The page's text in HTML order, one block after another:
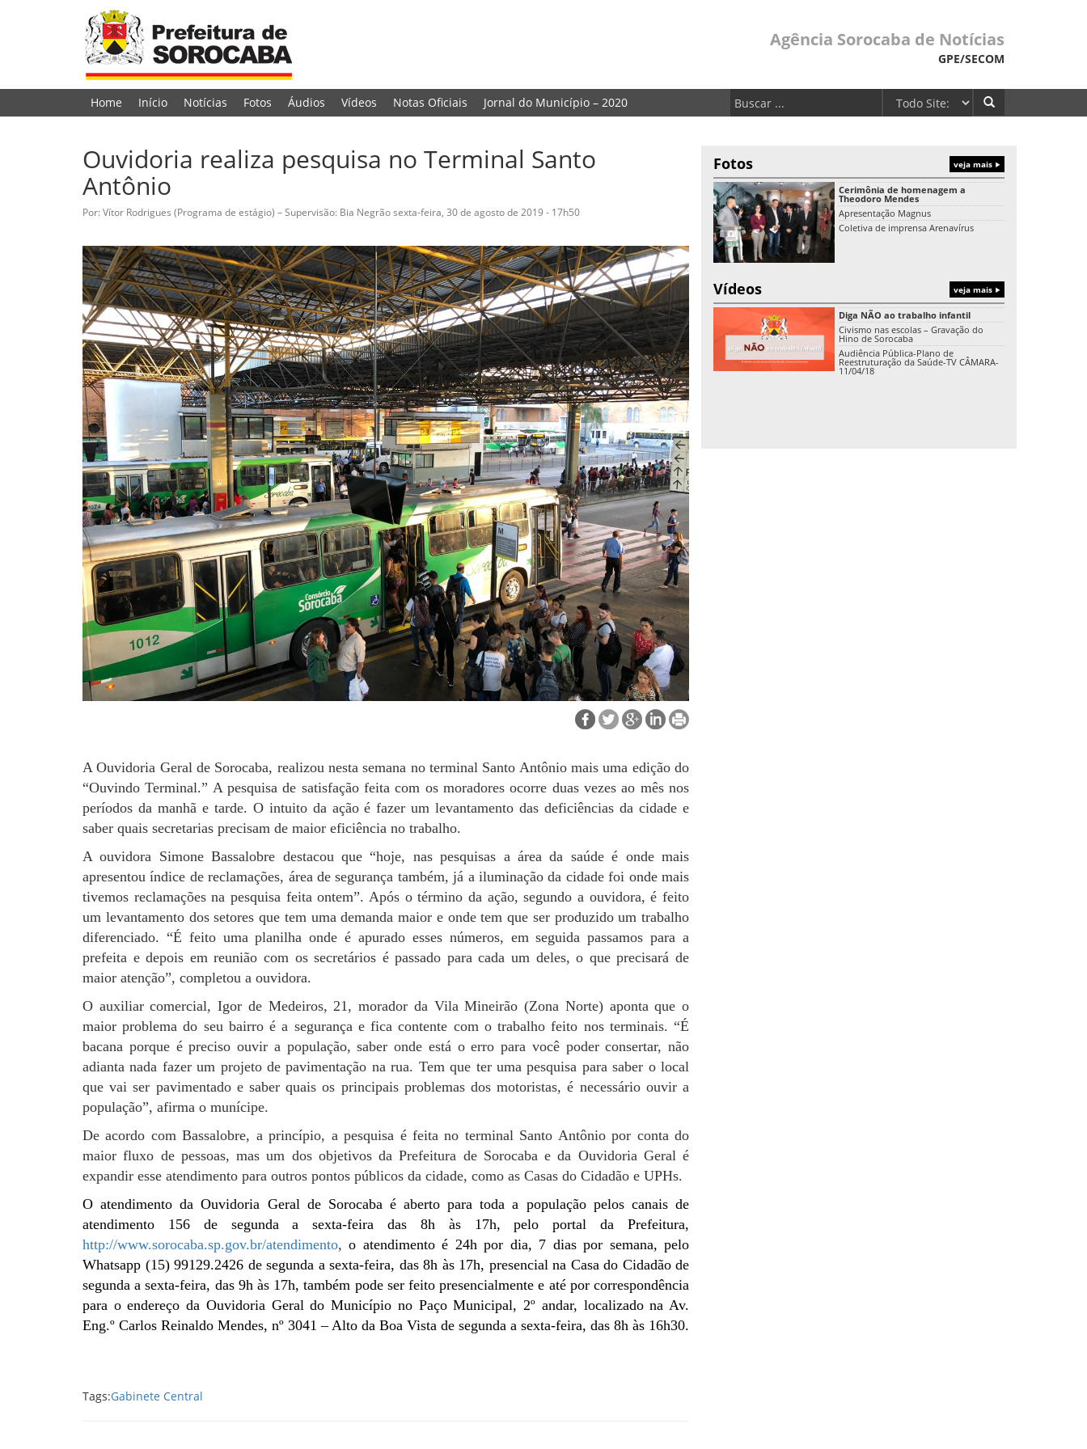
Agência Sorocaba de Notícias
GPE/SECOM
Home Início Notícias Fotos Áudios Vídeos Notas Oficiais Jornal do Município – 2020
Ouvidoria realiza pesquisa no Terminal Santo
Antônio
Por: Vítor Rodrigues (Programa de estágio) – Supervisão: Bia Negrãosexta-feira, 30 de agosto de 2019 - 17h50
A Ouvidoria Geral de Sorocaba, realizou nesta semana no terminal Santo Antônio mais uma edição do
“Ouvindo Terminal.” A pesquisa de satisfação feita com os moradores ocorre duas vezes ao mês nos
períodos da manhã e tarde. O intuito da ação é fazer um levantamento das deficiências da cidade e
saber quais secretarias precisam de maior eficiência no trabalho.
A ouvidora Simone Bassalobre destacou que “hoje, nas pesquisas a área da saúde é onde mais
apresentou índice de reclamações, área de segurança também, já a iluminação da cidade foi onde mais
tivemos reclamações na pesquisa feita ontem”. Após o término da ação, segundo a ouvidora, é feito
um levantamento dos setores que tem uma demanda maior e onde tem que ser produzido um trabalho
diferenciado. “É feito uma planilha onde é apurado esses números, em seguida passamos para a
prefeita e depois em reunião com os secretários é passado para cada um deles, o que precisará de
maior atenção”, completou a ouvidora.
O auxiliar comercial, Igor de Medeiros, 21, morador da Vila Mineirão (Zona Norte) aponta que o
maior problema do seu bairro é a segurança e fica contente com o trabalho feito nos terminais. “É
bacana porque é preciso ouvir a população, saber onde está o erro para você poder consertar, não
adianta nada fazer um projeto de pavimentação na rua. Tem que ter uma pesquisa para saber o local
que vai ser pavimentado e saber quais os principais problemas dos motoristas, é necessário ouvir a
população”, afirma o munícipe.
De acordo com Bassalobre, a princípio, a pesquisa é feita no terminal Santo Antônio por conta do
maior fluxo de pessoas, mas um dos objetivos da Prefeitura de Sorocaba e da Ouvidoria Geral é
expandir esse atendimento para outros pontos públicos da cidade, como as Casas do Cidadão e UPHs.
O atendimento da Ouvidoria Geral de Sorocaba é aberto para toda a população pelos canais de
atendimento 156 de segunda a sexta-feira das 8h às 17h, pelo portal da Prefeitura,
http://www.sorocaba.sp.gov.br/atendimento, o atendimento é 24h por dia, 7 dias por semana, pelo
Whatsapp (15) 99129.2426 de segunda a sexta-feira, das 8h às 17h, presencial na Casa do Cidadão de
segunda a sexta-feira, das 9h às 17h, também pode ser feito presencialmente e até por correspondência
para o endereço da Ouvidoria Geral do Município no Paço Municipal, 2º andar, localizado na Av.
Eng.º Carlos Reinaldo Mendes, nº 3041 – Alto da Boa Vista de segunda a sexta-feira, das 8h às 16h30.
Tags:Gabinete Central
Fotos veja mais
Cerimônia de homenagem a
Theodoro Mendes
Apresentação Magnus
Coletiva de imprensa Arenavírus
Vídeos veja mais
Diga NÃO ao trabalho infantil
Civismo nas escolas – Gravação do
Hino de Sorocaba
Audiência Pública-Plano de
Reestruturação da Saúde-TV CÂMARA-
11/04/18